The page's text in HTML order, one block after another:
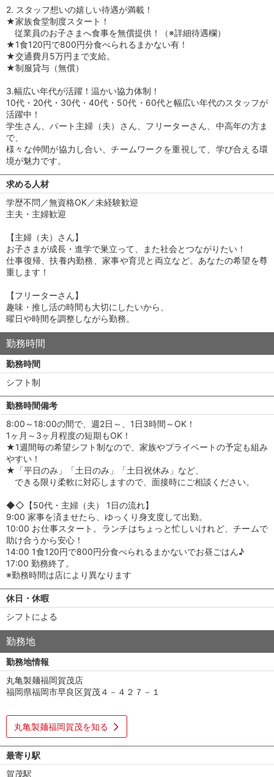
2. スタッフ想いの嬉しい待遇が満載！
★家族食堂制度スタート！
従業員のお子さまへ食事を無償提供！（※詳細待遇欄）
★1食120円で800円分食べられるまかない有！
★交通費月5万円まで支給。
★制服貸与（無償）
3.幅広い年代が活躍！温かい協力体制！
10代・20代・30代・40代・50代・60代と幅広い年代のスタッフが
活躍中！
学生さん、パート主婦（夫）さん、フリーターさん、中高年の方ま
で、
様々な仲間が協力し合い、チームワークを重視して、学び合える環
境が魅力です。
求める人材
学歴不問／無資格OK／未経験歓迎
主夫・主婦歓迎
【主婦（夫）さん】
お子さまが成長・進学で巣立って、また社会とつながりたい！
仕事復帰、扶養内勤務、家事や育児と両立など。あなたの希望を尊
重します！
【フリーターさん】
趣味・推し活の時間も大切にしたいから、
曜日や時間を調整しながら勤務。
勤務時間
勤務時間
シフト制
勤務時間備考
8:00～18:00の間で、週2日～、1日3時間～OK！
1ヶ月～3ヶ月程度の短期もOK！
★1週間毎の希望シフト制なので、家族やプライベートの予定も組み
やすい！
★「平日のみ」「土日のみ」「土日祝休み」など、
できる限り柔軟に対応しますので、面接時にご相談ください。
◆◇【50代・主婦（夫） 1日の流れ】
9:00 家事を済ませたら、ゆっくり身支度して出勤。
10:00 お仕事スタート。ランチはちょっと忙しいけれど、チームで
助け合うから安心！
14:00 1食120円で800円分食べられるまかないでお昼ごはん♪
17:00 勤務終了。
※勤務時間は店により異なります
休日・休暇
シフトによる
勤務地
勤務地情報
丸亀製麺福岡賀茂店
福岡県福岡市早良区賀茂４－４２７－１
丸亀製麺福岡賀茂を知る
最寄り駅
賀茂駅